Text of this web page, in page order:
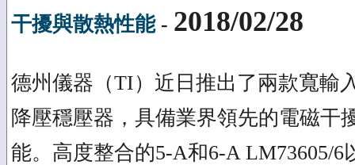
干擾與散熱性能- 2018/02/28
德州儀器（TI）近日推出了兩款寬輸
降壓穩壓器，具備業界領先的電磁干
能。高度整合的5-A和6-A LM73605/6